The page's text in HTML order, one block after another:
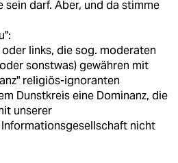
darf. Aber, und da stimme
links, die sog. moderaten
sonstwas) gewähren mit
religiös-ignoranten
Dunstkreis eine Dominanz, die
unserer
nicht